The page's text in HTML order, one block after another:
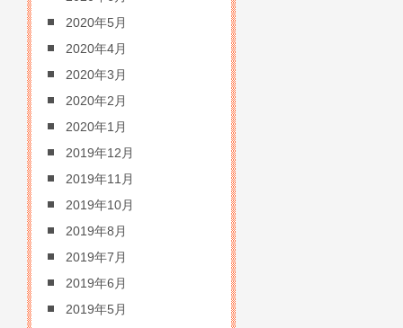
2020年5月
2020年4月
2020年3月
2020年2月
2020年1月
2019年12月
2019年11月
2019年10月
2019年8月
2019年7月
2019年6月
2019年5月